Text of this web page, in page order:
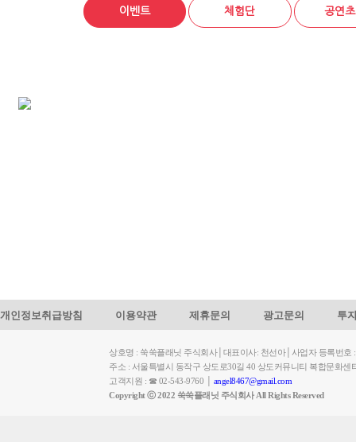
이벤트 체험단 공연
개인정보취급방침 이용약관 제휴문의 광고문의 투
상호명 : 쑥쑥플래닛 주식회사│대표이사: 천선아│사업자 등록번호
주소 : 서울특별시 동작구 상도로30길 40 상도커뮤니티 복합문화
고객지원 : ☎ 02-543-9760 │ angel8467@gmail.com
Copyright ⓒ 2022 쑥쑥플래닛 주식회사 All Rights Reserved